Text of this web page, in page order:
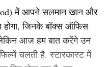
में आपने सलमान खान और
जिनके बॉक्स ऑफिस
आज हम बात करेंगे उन
चलती है. स्टारकास्ट में